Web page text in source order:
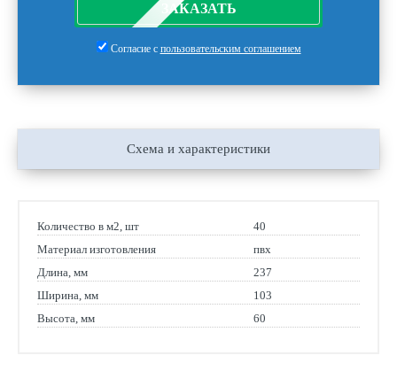
ЗАКАЗАТЬ
Согласие с пользовательским соглашением
Схема и характеристики
Количество в м2, шт
40
Материал изготовления
пвх
Длина, мм
237
Ширина, мм
103
Высота, мм
60